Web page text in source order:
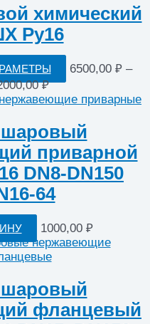
химический
Ру16
Этот
имеет
несколько
вариаций.
Опции
можно
выбрать
на
6500,00 ₽ –
₽Диапазон
цен:
–
82000,00 ₽
шаровый
приварной
DN8‑DN150
1000,00 ₽
шаровый
фланцевый